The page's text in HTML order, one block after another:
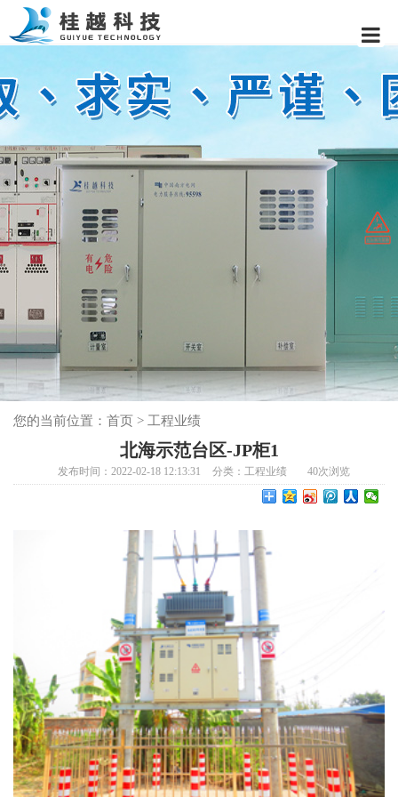
您的当前位置： 首页 > 工程业绩
北海示范台区-JP柜1
发布时间：2022-02-18 12:13:31 分类： 工程业绩 40次浏览